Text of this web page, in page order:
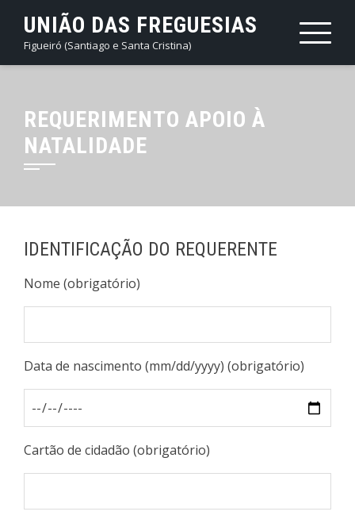
content
UNIÃO DAS FREGUESIAS
Figueiró (Santiago e Santa Cristina)
REQUERIMENTO APOIO À
NATALIDADE
IDENTIFICAÇÃO DO REQUERENTE
Nome (obrigatório)
Data de nascimento (mm/dd/yyyy) (obrigatório)
Cartão de cidadão (obrigatório)